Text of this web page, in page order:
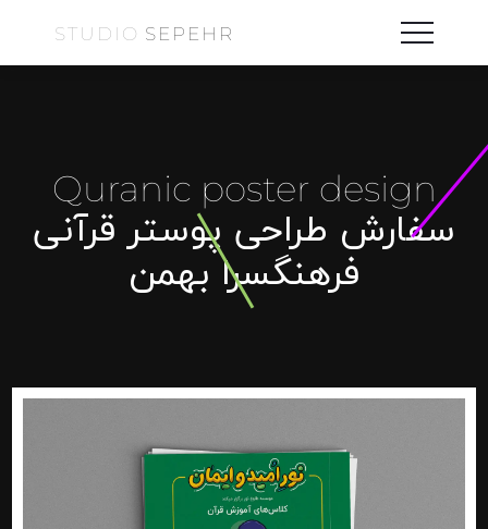
STUDIO SEPEHR
Quranic poster design
سفارش طراحی پوستر قرآنی
فرهنگسرا بهمن